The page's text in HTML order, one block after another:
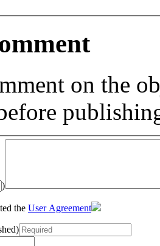
on the
)
the User Agreement